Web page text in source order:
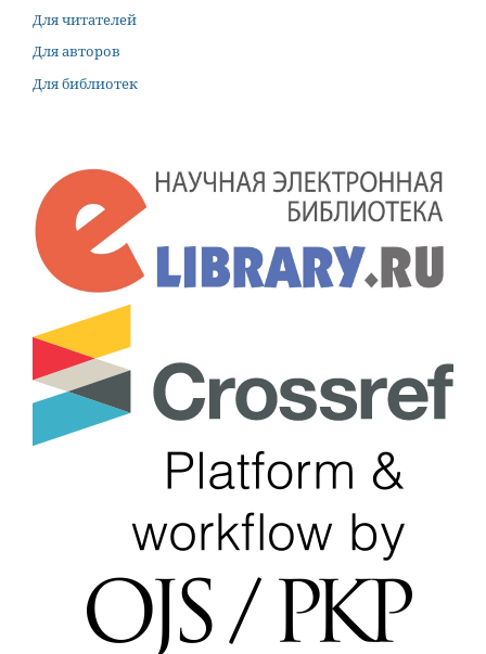
Для читателей
Для авторов
Для библиотек